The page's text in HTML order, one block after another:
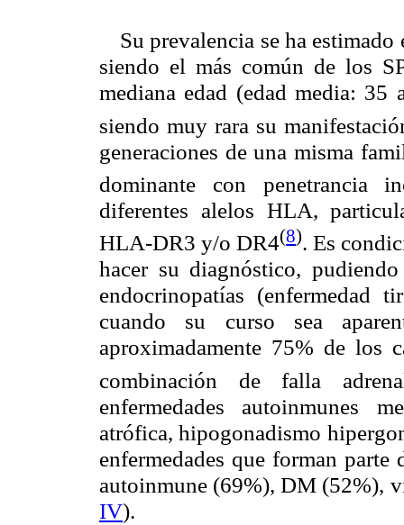
Su prevalencia se ha
siendo el más común de los
mediana edad (edad media: 35
siendo muy rara su
generaciones de una misma
dominante con penetrancia
diferentes alelos HLA,
HLA-DR3 y/o DR4(8). Es
hacer su diagnóstico,
endocrinopatías (enfermedad
cuando su curso sea
aproximadamente 75% de los
combinación de falla
enfermedades autoinmunes
atrófica, hipogonadismo
enfermedades que forman
autoinmune (69%), DM (52%),
IV).